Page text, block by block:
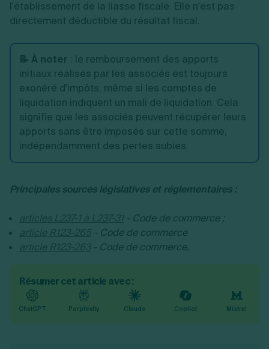
l'établissement de la liasse fiscale. Elle n'est pas
directement déductible du résultat fiscal.
📝 À noter : le remboursement des apports
initiaux réalisés par les associés est toujours
exonéré d'impôts, même si les comptes de
liquidation indiquent un mali de liquidation. Cela
signifie que les associés peuvent récupérer leurs
apports sans être imposés sur cette somme,
indépendamment des pertes subies.
Principales sources législatives et réglementaires :
- Code de commerce ;
- Code de commerce
- Code de commerce.
Résumer cet article avec :
ChatGPT Perplexity Claude Copilot Mistral